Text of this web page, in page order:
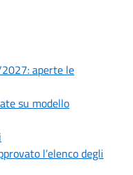
aperte le
su modello
l’elenco degli